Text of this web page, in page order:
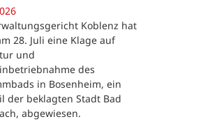
Koblenz hat
28. Juli eine Klage auf
und
des
in Bosenheim, ein
der beklagten Stadt Bad
abgewiesen.